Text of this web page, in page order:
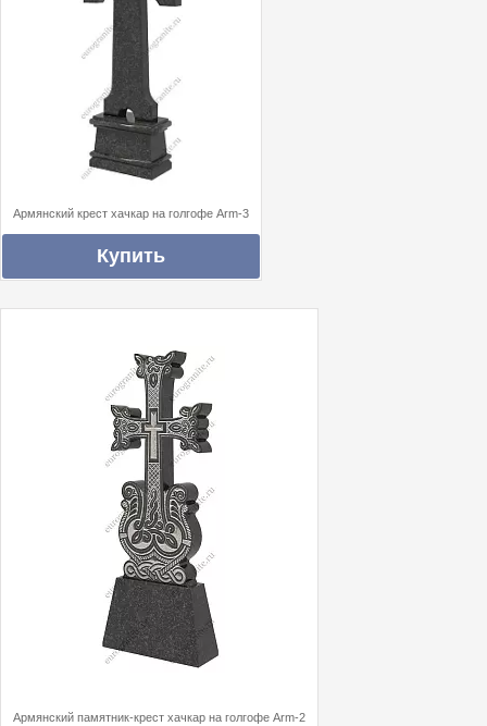
Армянский крест хачкар на голгофе Arm-3
Армянский памятник-крест хачкар на голгофе Arm-2